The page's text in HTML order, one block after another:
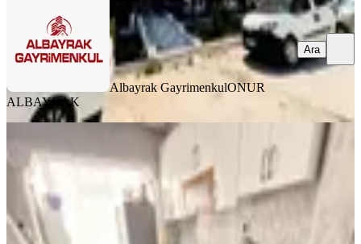
Albayrak GayrimenkulONUR
ALBAYRAK
Ara
Acill!! ▄akdağ'dan▄ Yeni Bayındır'da
1.ara Katta 3+1 Geniş Daire
Mamak, Yeni Bayındır Mahallesi
· 120 m²·1. Kat 06.08.2026